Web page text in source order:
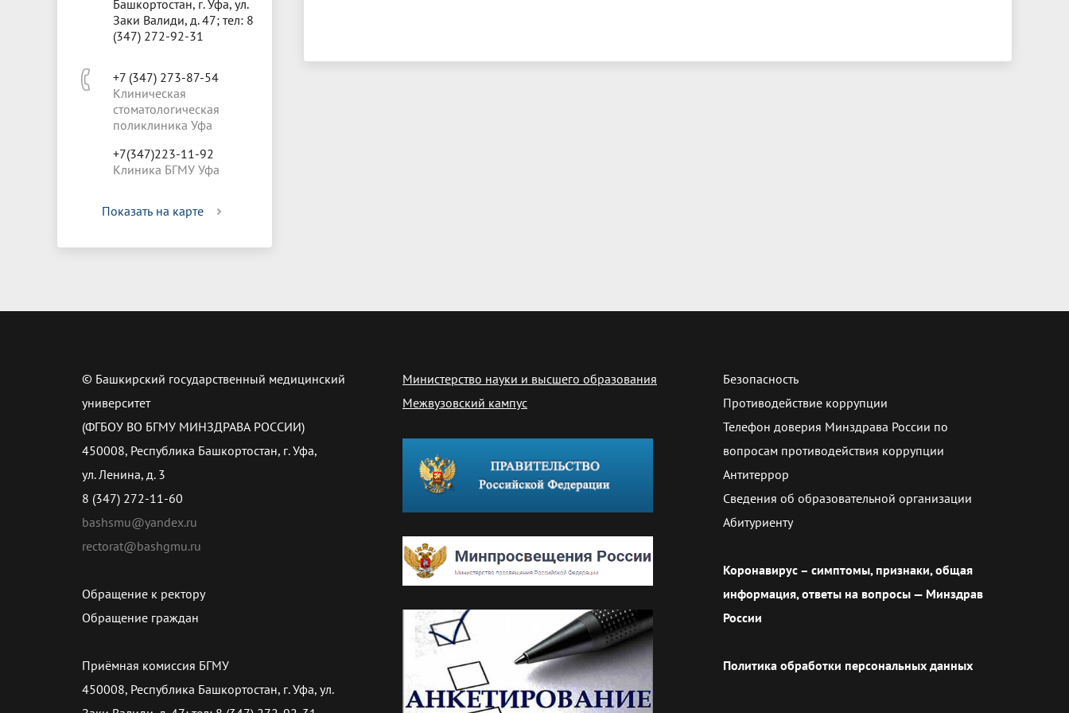
Башкортостан, г. Уфа, ул.
Заки Валиди, д. 47; тел: 8
(347) 272-92-31
+7 (347) 273-87-54
Клиническая
стоматологическая
поликлиника Уфа
+7(347)223-11-92
Клиника БГМУ Уфа
Показать на карте
© Башкирский государственный медицинский
университет
(ФГБОУ ВО БГМУ МИНЗДРАВА РОССИИ)
450008, Республика Башкортостан, г. Уфа,
ул. Ленина, д. 3
8 (347) 272-11-60
bashsmu@yandex.ru
rectorat@bashgmu.ru
Обращение к ректору
Обращение граждан
Приёмная комиссия БГМУ
450008, Республика Башкортостан, г. Уфа, ул.
Министерство науки и высшего образования
Межвузовский кампус
Безопасность
Противодействие коррупции
Телефон доверия Минздрава России по
вопросам противодействия коррупции
Антитеррор
Сведения об образовательной организации
Абитуриенту
Коронавирус – симптомы, признаки, общая
информация, ответы на вопросы — Минздрав
России
Политика обработки персональных данных